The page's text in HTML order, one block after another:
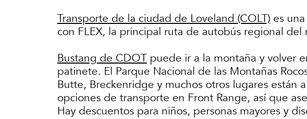
Transporte de la ciudad de Loveland (COLT) es
con FLEX, la principal ruta de autobús regional
Bustang de CDOT puede ir a la montaña y volver
patinete. El Parque Nacional de las Montañas
Butte, Breckenridge y muchos otros lugares están
opciones de transporte en Front Range, así que
Hay descuentos para niños, personas mayores y